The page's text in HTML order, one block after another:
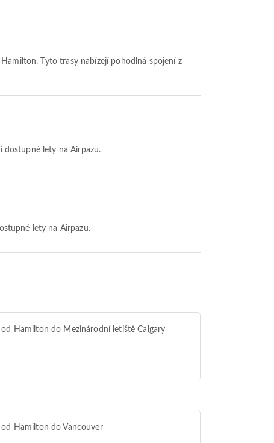
Tyto trasy nabízejí pohodlná spojení z
dostupné lety na Airpazu.
lety na Airpazu.
od Hamilton do Mezinárodní letiště Calgary
od Hamilton do Vancouver